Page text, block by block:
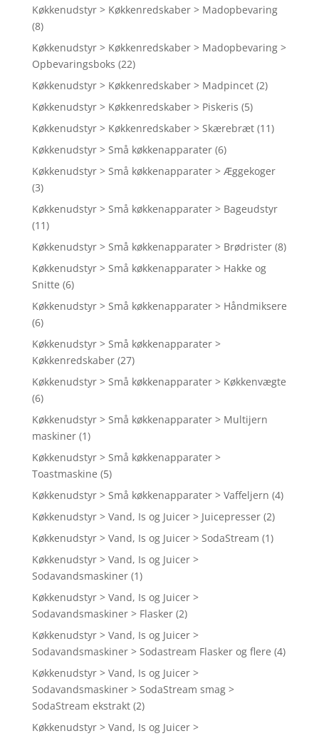
Køkkenudstyr > Køkkenredskaber > Madopbevaring
(8)
Køkkenudstyr > Køkkenredskaber > Madopbevaring >
Opbevaringsboks (22)
Køkkenudstyr > Køkkenredskaber > Madpincet (2)
Køkkenudstyr > Køkkenredskaber > Piskeris (5)
Køkkenudstyr > Køkkenredskaber > Skærebræt (11)
Køkkenudstyr > Små køkkenapparater (6)
Køkkenudstyr > Små køkkenapparater > Æggekoger
(3)
Køkkenudstyr > Små køkkenapparater > Bageudstyr
(11)
Køkkenudstyr > Små køkkenapparater > Brødrister (8)
Køkkenudstyr > Små køkkenapparater > Hakke og
Snitte (6)
Køkkenudstyr > Små køkkenapparater > Håndmiksere
(6)
Køkkenudstyr > Små køkkenapparater >
Køkkenredskaber (27)
Køkkenudstyr > Små køkkenapparater > Køkkenvægte
(6)
Køkkenudstyr > Små køkkenapparater > Multijern
maskiner (1)
Køkkenudstyr > Små køkkenapparater >
Toastmaskine (5)
Køkkenudstyr > Små køkkenapparater > Vaffeljern (4)
Køkkenudstyr > Vand, Is og Juicer > Juicepresser (2)
Køkkenudstyr > Vand, Is og Juicer > SodaStream (1)
Køkkenudstyr > Vand, Is og Juicer >
Sodavandsmaskiner (1)
Køkkenudstyr > Vand, Is og Juicer >
Sodavandsmaskiner > Flasker (2)
Køkkenudstyr > Vand, Is og Juicer >
Sodavandsmaskiner > Sodastream Flasker og flere (4)
Køkkenudstyr > Vand, Is og Juicer >
Sodavandsmaskiner > SodaStream smag >
SodaStream ekstrakt (2)
Køkkenudstyr > Vand, Is og Juicer >